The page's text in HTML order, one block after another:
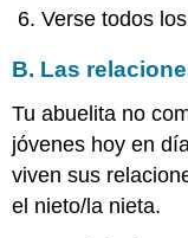
Verse todos
B. Las
Tu abuelita no
jóvenes hoy en
viven sus
el nieto/la nieta.